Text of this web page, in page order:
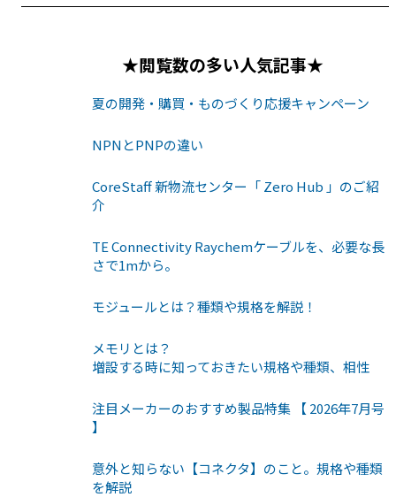
★閲覧数の多い人気記事★
夏の開発・購買・ものづくり応援キャンペーン
NPNとPNPの違い
CoreStaff 新物流センター「 Zero Hub 」のご紹
介
TE Connectivity Raychemケーブルを、必要な長
さで1mから。
モジュールとは？種類や規格を解説！
メモリとは？
増設する時に知っておきたい規格や種類、相性
注目メーカーのおすすめ製品特集 【 2026年7月号
】
意外と知らない【コネクタ】のこと。規格や種類
を解説